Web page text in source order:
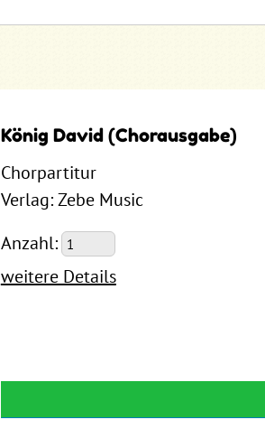
König David (Chorausgabe)
Chorpartitur
Verlag: Zebe Music
Anzahl:
weitere Details